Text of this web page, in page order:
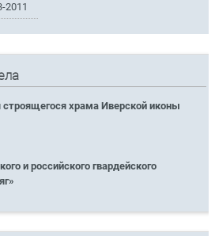
2011
храма Иверской иконы
и российского гвардейского